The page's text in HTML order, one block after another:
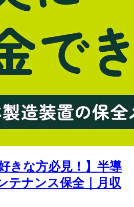
きな方必見！】半導
テナンス保全｜月収